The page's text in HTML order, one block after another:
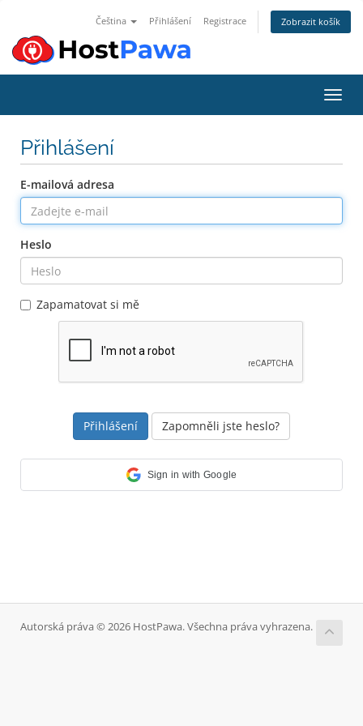
Čeština Přihlášení Registrace Zobrazit košík
Přihlášení
E-mailová adresa
Heslo
Zapamatovat si mě
Zapomněli jste heslo?
Sign in with Google
Autorská práva © 2026 HostPawa. Všechna práva vyhrazena.